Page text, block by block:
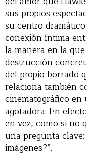
sus propios
su centro
conexión íntima
la manera en la
destrucción
del propio borrado
relaciona también
cinematográfico
agotadora. En
en vez, como si no
una pregunta
imágenes?”.